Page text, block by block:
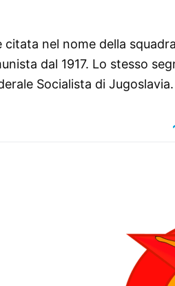
citata nel nome della
dal 1917. Lo stesso
Socialista di Jugoslavia.